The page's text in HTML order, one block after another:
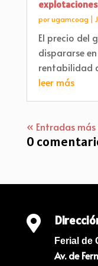
explotaciones
porugamcoag
El precio del
dispararse
rentabilidad
leer más
« Entradas
0

Ferial de
Av. de